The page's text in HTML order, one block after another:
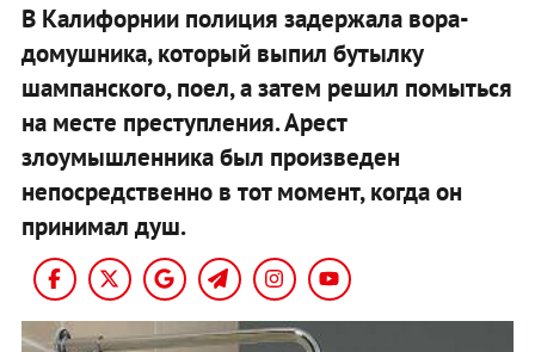
В Калифорнии полиция задержала вора-
домушника, который выпил бутылку
шампанского, поел, а затем решил помыться
на месте преступления. Арест
злоумышленника был произведен
непосредственно в тот момент, когда он
принимал душ.